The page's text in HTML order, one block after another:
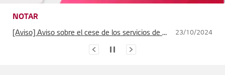
NOTAR
[Aviso] Aviso sobre la finalización de los servicios de LG Electronics Mobile Phone Software Upgrade (FOTA) , Update Center, y LG Bridge 17/04/2025
[Aviso] Aviso sobre el cese de los servicios de AccuWeather 23/10/2024
Aviso de finalización del servicio de Spotify